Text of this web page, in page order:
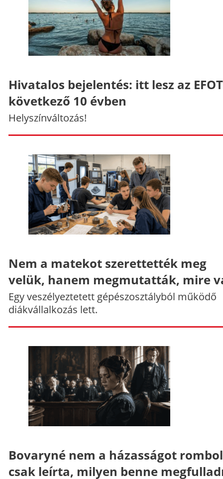
Hivatalos bejelentés: itt lesz az
következő 10 évben
Helyszínváltozás!
Nem a matekot szerettették meg
velük, hanem megmutatták, mire
Egy veszélyeztetett gépészosztályból működő
diákvállalkozás lett.
Bovaryné nem a házasságot
csak leírta, milyen benne